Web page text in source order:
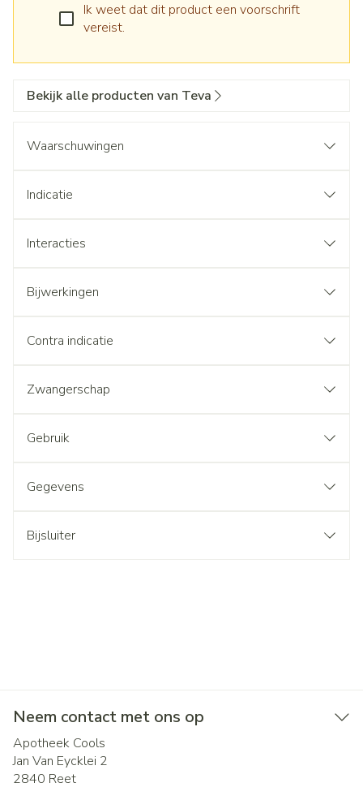
Ik weet dat dit product een voorschrift
vereist.
Bekijk alle producten van Teva
Waarschuwingen
Indicatie
Interacties
Bijwerkingen
Contra indicatie
Zwangerschap
Gebruik
Gegevens
Bijsluiter
Neem contact met ons op
Apotheek Cools
Jan Van Eycklei 2
2840 Reet